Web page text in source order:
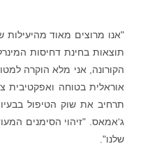
אוראלית בטוחה
תרחיב את שוק הטיפול
ג‘אמאס. "זיהוי הסימנים
שלנו".